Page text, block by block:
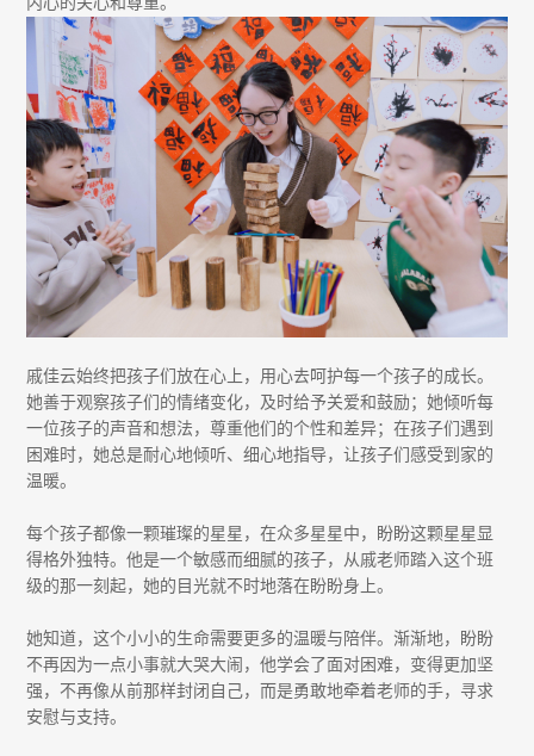
戚佳云始终把孩子们放在心上，用心去呵护每一个孩子的成长。
她善于观察孩子们的情绪变化，及时给予关爱和鼓励；她倾听每
一位孩子的声音和想法，尊重他们的个性和差异；在孩子们遇到
困难时，她总是耐心地倾听、细心地指导，让孩子们感受到家的
温暖。
每个孩子都像一颗璀璨的星星，在众多星星中，盼盼这颗星星显
得格外独特。他是一个敏感而细腻的孩子，从戚老师踏入这个班
级的那一刻起，她的目光就不时地落在盼盼身上。
她知道，这个小小的生命需要更多的温暖与陪伴。渐渐地，盼盼
不再因为一点小事就大哭大闹，他学会了面对困难，变得更加坚
强，不再像从前那样封闭自己，而是勇敢地牵着老师的手，寻求
安慰与支持。